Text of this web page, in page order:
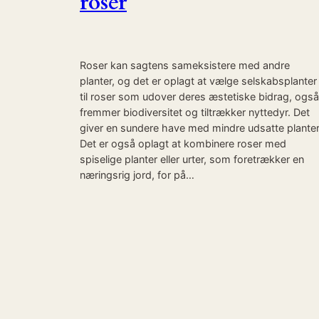
Roser kan sagtens sameksistere med andre
planter, og det er oplagt at vælge selskabsplanter
til roser som udover deres æstetiske bidrag, også
fremmer biodiversitet og tiltrækker nyttedyr. Det
giver en sundere have med mindre udsatte
Det er også oplagt at kombinere roser med
spiselige planter eller urter, som foretrækker en
næringsrig jord, for på…